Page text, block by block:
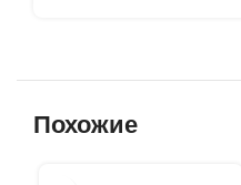
Похожие